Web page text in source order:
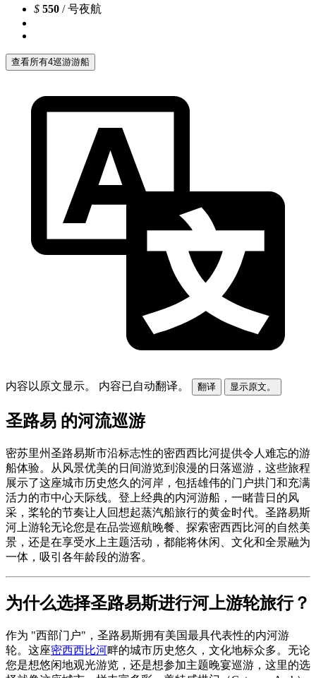
$ 550 / 号夜航
查看所有4巡游游船
内容以原文显示。 内容已自动翻译。 翻译 显示原文。
圣路易 的河流巡游
密苏里州圣路易斯市沿标志性的密西西比河提供令人难忘的游
船体验。从风景优美的日间游览到浪漫的日落巡游，这些旅程
展示了这座城市历史悠久的河岸，包括雄伟的门户拱门和充满
活力的市中心天际线。登上经典的内河游船，一睹昔日的风
采，桨轮的节奏让人回想起蒸汽船旅行的黄金时代。圣路易斯
河上游轮无论您是在品尝巡航晚餐、探索密西西比河的自然美
景，还是在享受水上主题活动，都能将休闲、文化和全景融为
一体，吸引各年龄段的游客。
为什么选择圣路易斯进行河上游轮旅行？
作为 "西部门户"，圣路易斯拥有美国最具代表性的内河游
轮。这座密西西比河畔的城市历史悠久，文化地标众多。无论
您是想悠闲地观光游览，还是想参加主题晚宴巡游，这里的选